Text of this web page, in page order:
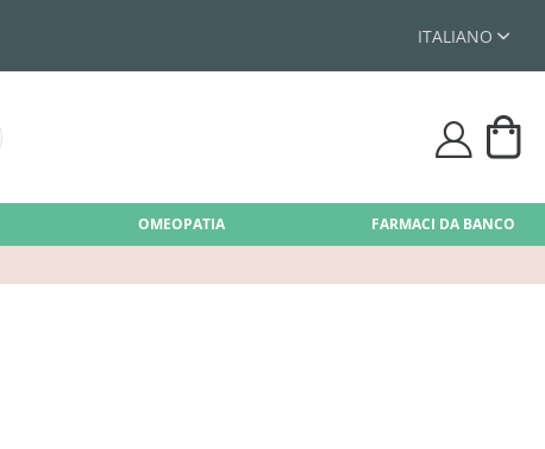
ITALIANO
user
OMEOPATIA FARMACI DA BANCO